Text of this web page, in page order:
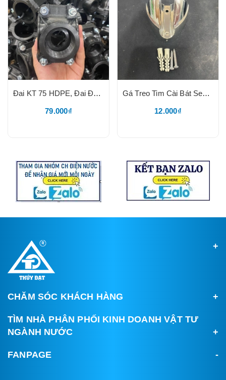
Đai KT 75 HDPE, Đai Đôi, Hai Đầu Có 2 Đầu Ren Trong Khởi Thủy
79.000₫
Gá Treo Tim Cài Bát Sen Tắm, Nhựa Mạ Crom Bóng+Vít Nở
12.000₫
CHĂM SÓC KHÁCH HÀNG
TÌM NHÀ PHÂN PHỐI KINH DOANH VẬT TƯ
NGÀNH NƯỚC
FANPAGE